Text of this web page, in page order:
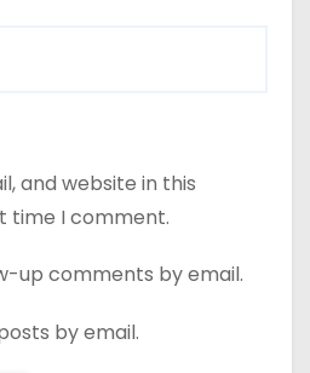
and website in this
time I comment.
up comments by email.
by email.